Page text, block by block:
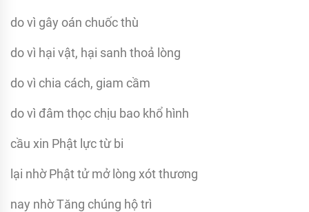
do vì gây oán chuốc thù
do vì hại vật, hại sanh thoả lòng
do vì chia cách, giam cầm
do vì đâm thọc chịu bao khổ hình
cầu xin Phật lực từ bi
lại nhờ Phật tử mở lòng xót thương
nay nhờ Tăng chúng hộ trì